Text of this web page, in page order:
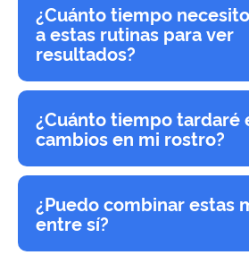
¿Cuánto tiempo
a estas rutinas para ver
resultados?
¿Cuánto tiempo tardaré
cambios en mi rostro?
¿Puedo combinar estas
entre sí?